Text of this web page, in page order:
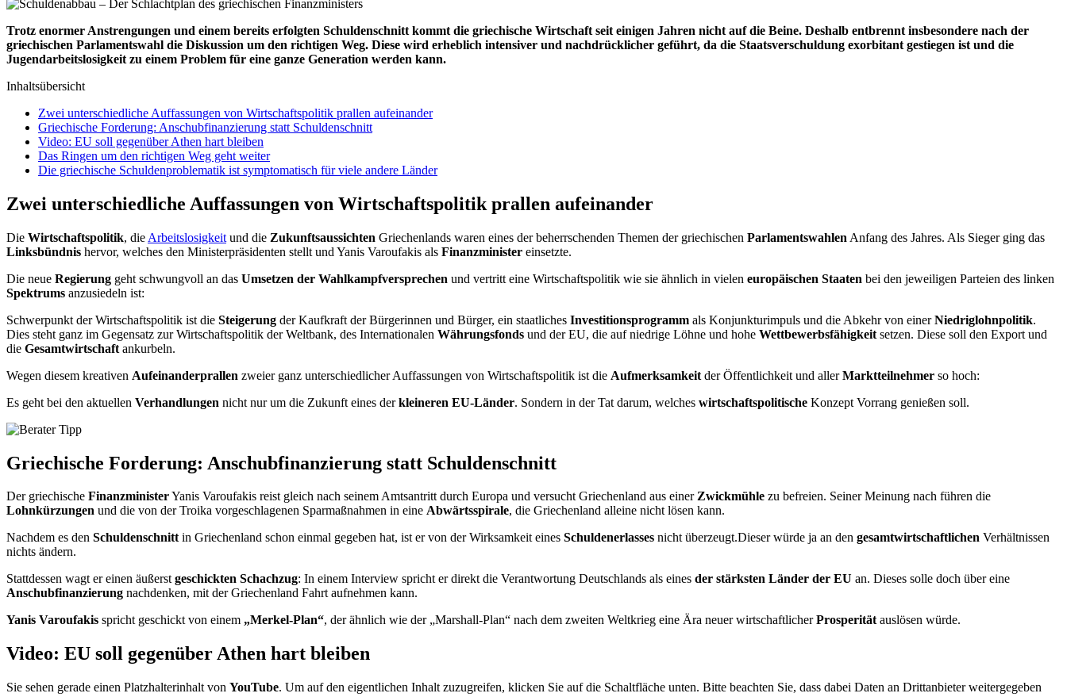
Trotz enormer Anstrengungen und einem bereits erfolgten Schuldenschnitt kommt die griechische Wirtschaft seit einigen Jahren nicht auf die Beine. Deshalb entbrennt insbesondere nach der
griechischen Parlamentswahl die Diskussion um den richtigen Weg. Diese wird erheblich intensiver und nachdrücklicher geführt, da die Staatsverschuldung exorbitant gestiegen ist und die
Jugendarbeitslosigkeit zu einem Problem für eine ganze Generation werden kann.
Inhaltsübersicht
Zwei unterschiedliche Auffassungen von Wirtschaftspolitik prallen aufeinander
Griechische Forderung: Anschubfinanzierung statt Schuldenschnitt
Video: EU soll gegenüber Athen hart bleiben
Das Ringen um den richtigen Weg geht weiter
Die griechische Schuldenproblematik ist symptomatisch für viele andere Länder
Zwei unterschiedliche Auffassungen von Wirtschaftspolitik prallen aufeinander
Die Wirtschaftspolitik, die Arbeitslosigkeit und die Zukunftsaussichten Griechenlands waren eines der beherrschenden Themen der griechischen Parlamentswahlen Anfang des Jahres. Als Sieger ging das
Linksbündnis hervor, welches den Ministerpräsidenten stellt und Yanis Varoufakis als Finanzminister einsetzte.
Die neue Regierung geht schwungvoll an das Umsetzen der Wahlkampfversprechen und vertritt eine Wirtschaftspolitik wie sie ähnlich in vielen europäischen Staaten bei den jeweiligen Parteien des linken
Spektrums anzusiedeln ist:
Schwerpunkt der Wirtschaftspolitik ist die Steigerung der Kaufkraft der Bürgerinnen und Bürger, ein staatliches Investitionsprogramm als Konjunkturimpuls und die Abkehr von einerNiedriglohnpolitik.
Dies steht ganz im Gegensatz zur Wirtschaftspolitik der Weltbank, des Internationalen Währungsfonds und der EU, die auf niedrige Löhne und hohe Wettbewerbsfähigkeit setzen. Diese soll den Export und
die Gesamtwirtschaft ankurbeln.
Wegen diesem kreativen Aufeinanderprallen zweier ganz unterschiedlicher Auffassungen von Wirtschaftspolitik ist die Aufmerksamkeit der Öffentlichkeit und allerMarktteilnehmer so hoch:
Es geht bei den aktuellen Verhandlungen nicht nur um die Zukunft eines derkleineren EU-Länder. Sondern in der Tat darum, welches wirtschaftspolitische Konzept Vorrang genießen soll.
Griechische Forderung: Anschubfinanzierung statt Schuldenschnitt
Der griechische FinanzministerYanis Varoufakis reist gleich nach seinem Amtsantritt durch Europa und versucht Griechenland aus einerZwickmühle zu befreien. Seiner Meinung nach führen die
Lohnkürzungen und die von der Troika vorgeschlagenen Sparmaßnahmen in eine Abwärtsspirale, die Griechenland alleine nicht lösen kann.
Nachdem es den Schuldenschnittin Griechenland schon einmal gegeben hat, ist er von der Wirksamkeit eines Schuldenerlasses nicht überzeugt.Dieser würde ja an den gesamtwirtschaftlichen Verhältnissen
nichts ändern.
Stattdessen wagt er einen äußerstgeschickten Schachzug: In einem Interview spricht er direkt die Verantwortung Deutschlands als eines der stärksten Länder der EU an. Dieses solle doch über eine
Anschubfinanzierung nachdenken, mit der Griechenland Fahrt aufnehmen kann.
Yanis Varoufakis spricht geschickt von einem „Merkel-Plan“, der ähnlich wie der „Marshall-Plan“ nach dem zweiten Weltkrieg eine Ära neuer wirtschaftlicherProsperitätauslösen würde.
Video: EU soll gegenüber Athen hart bleiben
Sie sehen gerade einen Platzhalterinhalt von YouTube. Um auf den eigentlichen Inhalt zuzugreifen, klicken Sie auf die Schaltfläche unten. Bitte beachten Sie, dass dabei Daten an Drittanbieter weitergegeben